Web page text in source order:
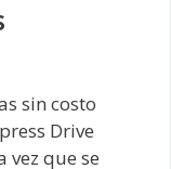
sin costo
Drive
vez que se